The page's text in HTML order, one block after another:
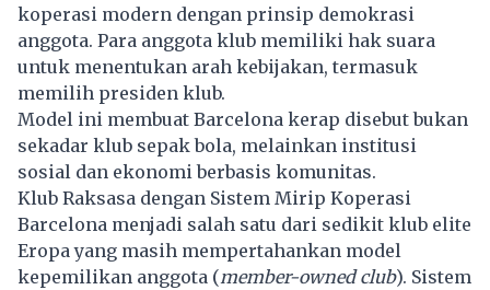
koperasi modern dengan prinsip demokrasi
anggota. Para anggota klub memiliki hak suara
untuk menentukan arah kebijakan, termasuk
memilih presiden klub.
Model ini membuat Barcelona kerap disebut bukan
sekadar klub sepak bola, melainkan institusi
sosial dan ekonomi berbasis komunitas.
Klub Raksasa dengan Sistem Mirip Koperasi
Barcelona menjadi salah satu dari sedikit klub elite
Eropa yang masih mempertahankan model
kepemilikan anggota (member-owned club). Sistem